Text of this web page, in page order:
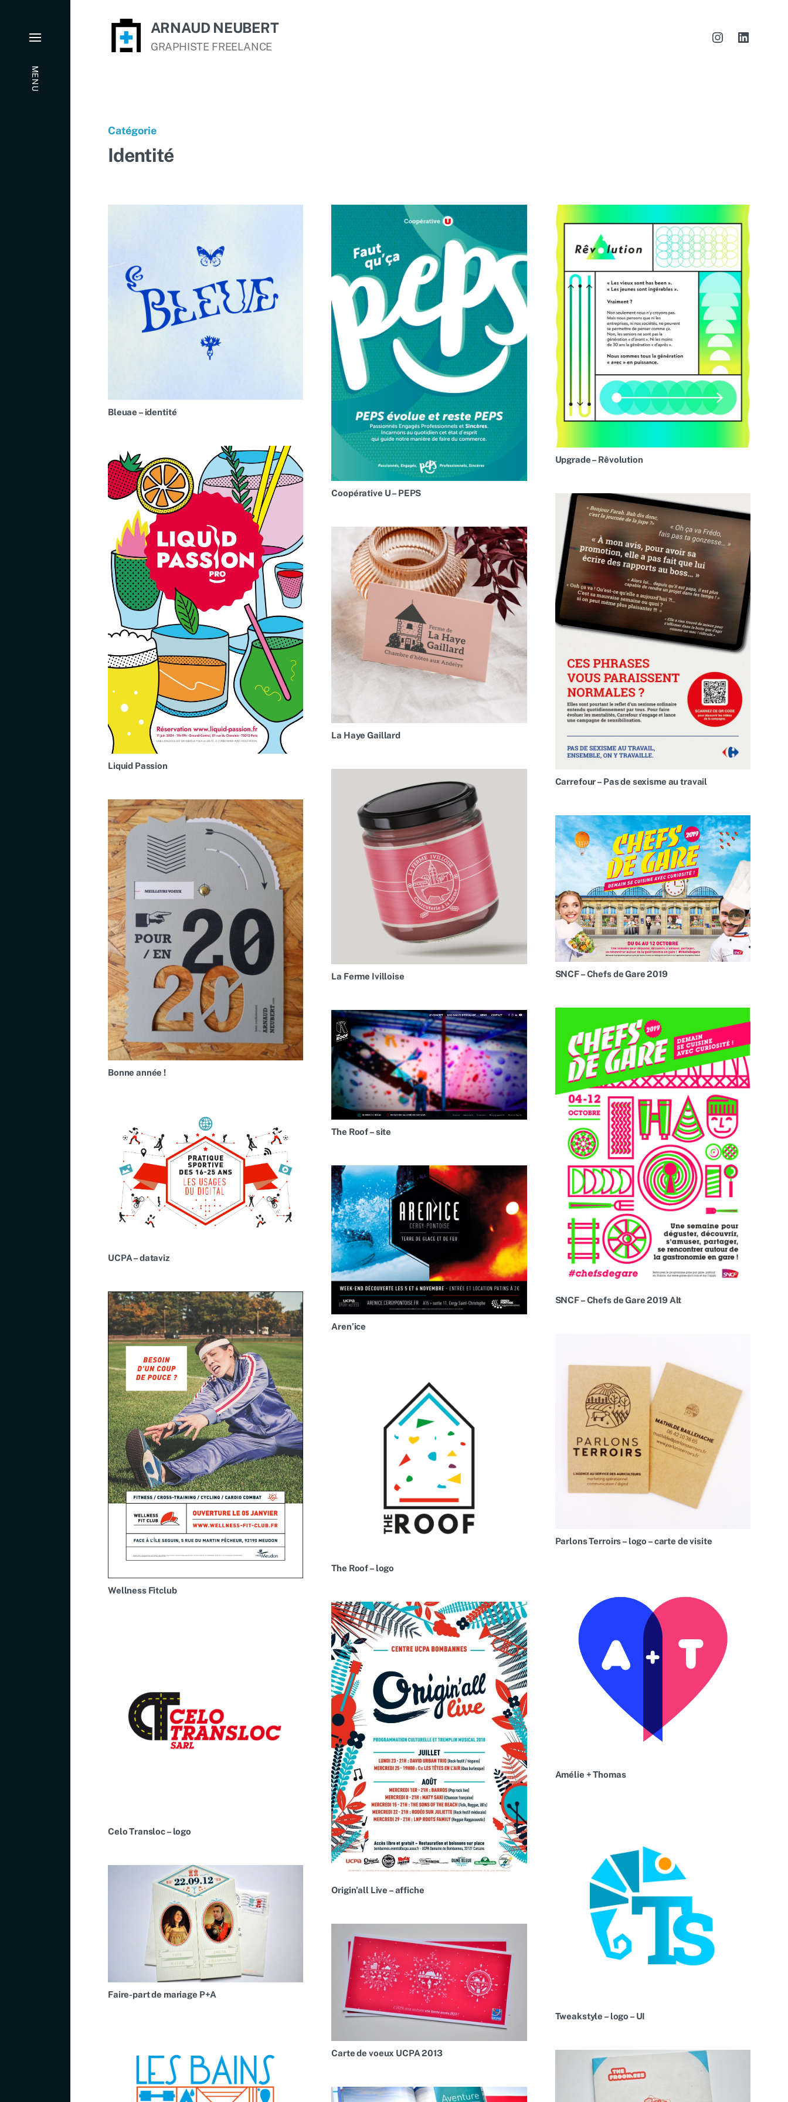
MENU
ARNAUD NEUBERT
GRAPHISTE FREELANCE
Catégorie
Identité
Bleuae – identité
Coopérative U – PEPS
Upgrade – Rêvolution
Liquid Passion
Carrefour – Pas de sexisme au travail
La Haye Gaillard
La Ferme Ivilloise
Bonne année !
SNCF – Chefs de Gare 2019
SNCF – Chefs de Gare 2019 Alt
The Roof – site
UCPA – dataviz
Aren’ice
Wellness Fitclub
Parlons Terroirs – logo – carte de visite
The Roof – logo
Amélie + Thomas
Origin’all Live – affiche
Celo Transloc – logo
Tweakstyle – logo – UI
Faire-part de mariage P+A
Carte de voeux UCPA 2013